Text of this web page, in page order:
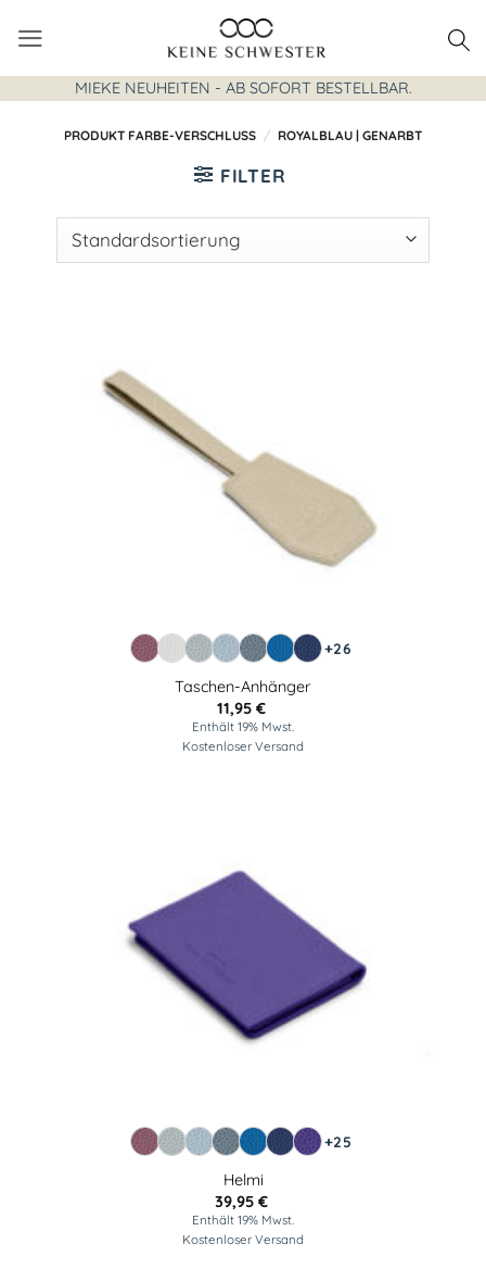
Inhalt
springen
MIEKE NEUHEITEN - AB SOFORT BESTELLBAR.
PRODUKT FARBE-VERSCHLUSS / ROYALBLAU | GENARBT
FILTER
+26
Taschen-Anhänger
11,95 €
Enthält 19% Mwst.
Kostenloser Versand
+25
Helmi
39,95 €
Enthält 19% Mwst.
Kostenloser Versand